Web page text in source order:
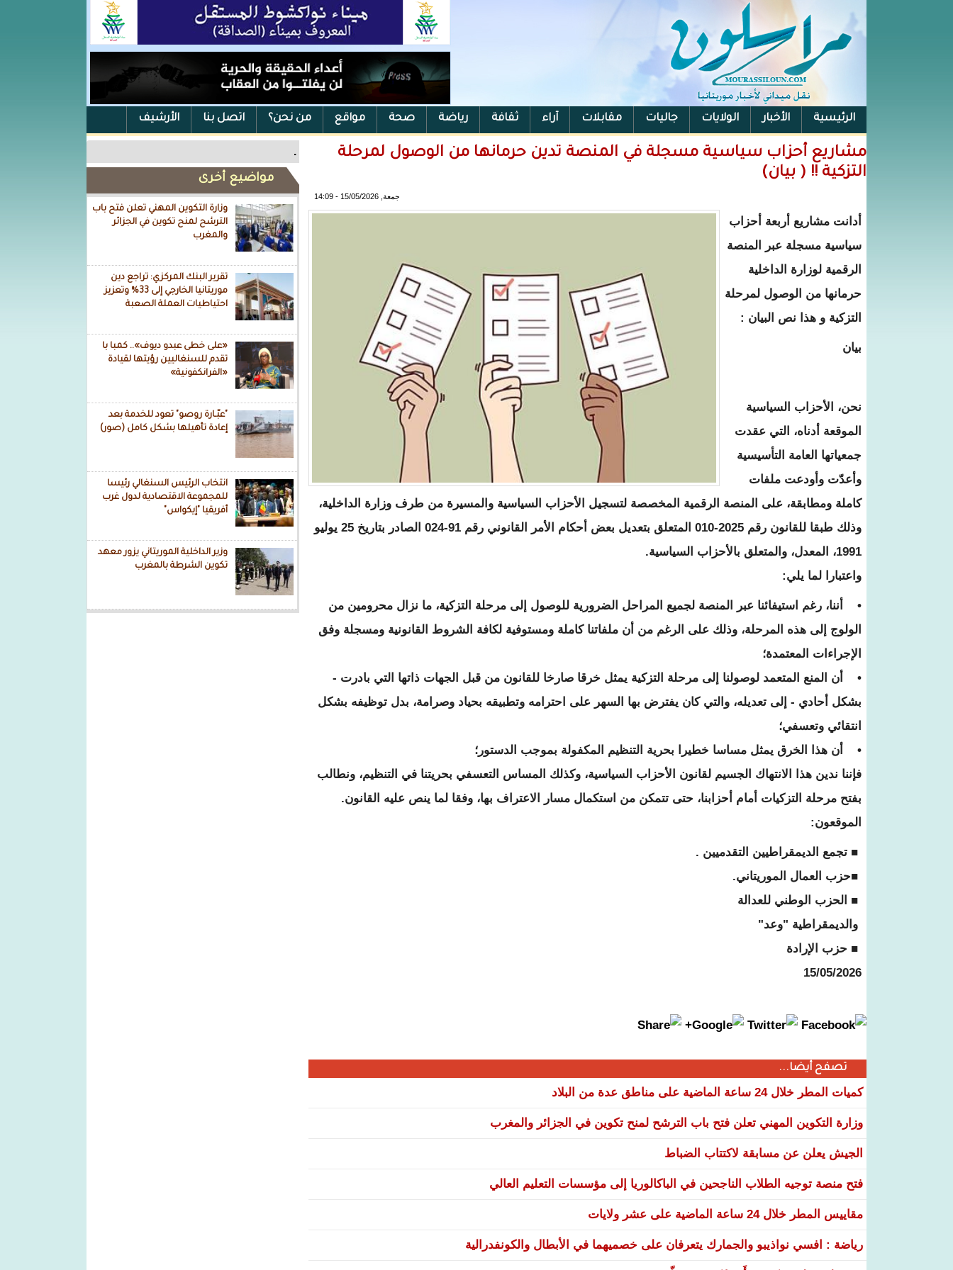
الرئيسية الأخبار الولايات جاليات مقابلات آراء ثقافة رياضة صحة مواقع من نحن؟ اتصل بنا الأرشيف
الفيس بوك .
مواضيع أخرى
وزارة التكوين المهني تعلن فتح باب
الترشح لمنح تكوين في الجزائر
والمغرب
تقرير البنك المركزي: تراجع دين
موريتانيا الخارجي إلى 33% وتعزيز
احتياطيات العملة الصعبة
«على خطى عبدو ديوف».. كمبا با
تقدم للسنغاليين رؤيتها لقيادة
«الفرانكفونية»
"عبّـارة روصو" تعود للخدمة بعد
إعادة تأهيلها بشكل كامل (صور)
انتخاب الرئيس السنغالي رئيسا
للمجموعة الاقتصادية لدول غرب
أفريقيا "إيكواس"
وزير الداخلية الموريتاني يزور معهد
تكوين الشرطة بالمغرب
مشاريع أحزاب سياسية مسجلة في المنصة تدين حرمانها من الوصول لمرحلة
التزكية !! ( بيان)
جمعة, 15/05/2026 - 14:09
أدانت مشاريع أربعة أحزاب
سياسية مسجلة عبر المنصة
الرقمية لوزارة الداخلية
حرمانها من الوصول لمرحلة
التزكية و هذا نص البيان :
بيان
نحن، الأحزاب السياسية
الموقعة أدناه، التي عقدت
جمعياتها العامة التأسيسية
وأعدّت وأودعت ملفات
كاملة ومطابقة، على المنصة الرقمية المخصصة لتسجيل الأحزاب السياسية والمسيرة من طرف وزارة الداخلية،
وذلك طبقا للقانون رقم 2025-010 المتعلق بتعديل بعض أحكام الأمر القانوني رقم 91-024 الصادر بتاريخ 25 يوليو
1991، المعدل، والمتعلق بالأحزاب السياسية.
واعتبارا لما يلي:
• أننا، رغم استيفائنا عبر المنصة لجميع المراحل الضرورية للوصول إلى مرحلة التزكية، ما نزال محرومين من
الولوج إلى هذه المرحلة، وذلك على الرغم من أن ملفاتنا كاملة ومستوفية لكافة الشروط القانونية ومسجلة وفق
الإجراءات المعتمدة؛
• أن المنع المتعمد لوصولنا إلى مرحلة التزكية يمثل خرقا صارخا للقانون من قبل الجهات ذاتها التي بادرت -
بشكل أحادي - إلى تعديله، والتي كان يفترض بها السهر على احترامه وتطبيقه بحياد وصرامة، بدل توظيفه بشكل
انتقائي وتعسفي؛
• أن هذا الخرق يمثل مساسا خطيرا بحرية التنظيم المكفولة بموجب الدستور؛
فإننا ندين هذا الانتهاك الجسيم لقانون الأحزاب السياسية، وكذلك المساس التعسفي بحريتنا في التنظيم، ونطالب
بفتح مرحلة التزكيات أمام أحزابنا، حتى تتمكن من استكمال مسار الاعتراف بها، وفقا لما ينص عليه القانون.
الموقعون:
■ تجمع الديمقراطيين التقدميين .
■حزب العمال الموريتاني.
■ الحزب الوطني للعدالة
والديمقراطية "وعد"
■ حزب الإرادة
15/05/2026
تصفح أيضا...
كميات المطر خلال 24 ساعة الماضية على مناطق عدة من البلاد
وزارة التكوين المهني تعلن فتح باب الترشح لمنح تكوين في الجزائر والمغرب
الجيش يعلن عن مسابقة لاكتتاب الضباط
فتح منصة توجيه الطلاب الناجحين في الباكالوريا إلى مؤسسات التعليم العالي
مقاييس المطر خلال 24 ساعة الماضية على عشر ولايات
رياضة : افسي نواذيبو والجمارك يتعرفان على خصميهما في الأبطال والكونفدرالية